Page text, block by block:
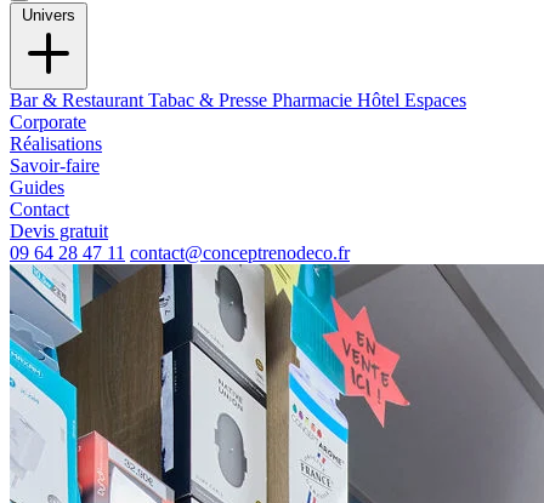
Univers
Bar & Restaurant Tabac & Presse Pharmacie Hôtel Espaces
Corporate
Réalisations
Savoir-faire
Guides
Contact
Devis gratuit
09 64 28 47 11 contact@conceptrenodeco.fr